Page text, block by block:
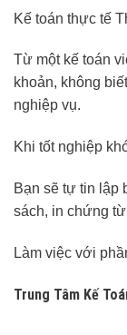
Kế toán thực tế
Từ một kế toán
khoản, không
nghiệp vụ.
Khi tốt nghiệp
Bạn sẽ tự tin lập
sách, in chứng
Làm việc với
Trung Tâm Kế